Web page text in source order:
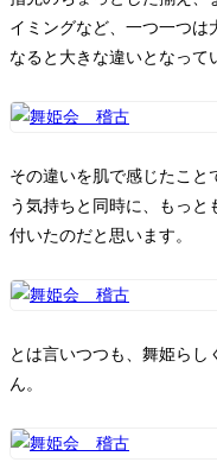
イミングなど、一つ一つは
なると大きな違いとなって
その違いを肌で感じたこと
う気持ちと同時に、もっ
付いたのだと思います。
とは言いつつも、舞姫ら
ん。